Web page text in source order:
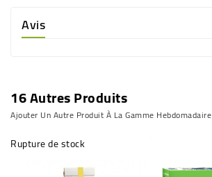
Avis
16 Autres Produits
Ajouter Un Autre Produit À La Gamme Hebdomadaire
Rupture de stock